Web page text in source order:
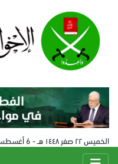
الخميس ٢٢ صفر ١٤٤٨ هـ - 6 أغسطس 2026 م - الساعة 12:58 م